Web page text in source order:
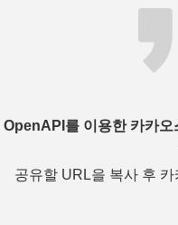
OpenAPI를 이용한 카카오
공유할 URL을 복사 후